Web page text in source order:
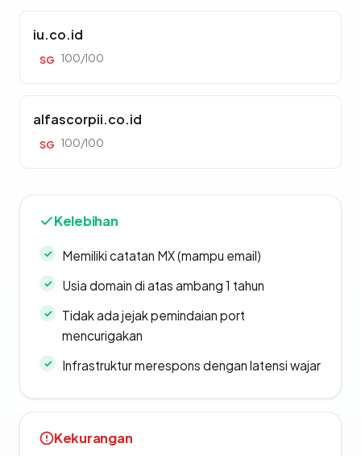
iu.co.id
SG 100/100
alfascorpii.co.id
SG 100/100
Kelebihan
Memiliki catatan MX (mampu email)
Usia domain di atas ambang 1 tahun
Tidak ada jejak pemindaian port
mencurigakan
Infrastruktur merespons dengan latensi wajar
Kekurangan